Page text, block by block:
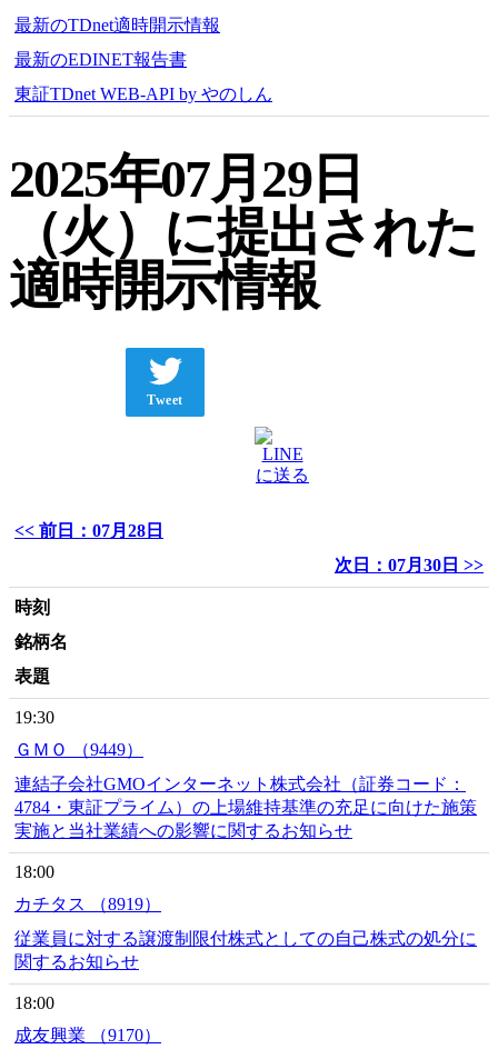
最新のTDnet適時開示情報
最新のEDINET報告書
東証TDnet WEB-API by やのしん
2025年07月29日
（火）に提出された
適時開示情報
Tweet
<< 前日：07月28日
次日：07月30日 >>
時刻
銘柄名
表題
19:30
ＧＭＯ （9449）
連結子会社GMOインターネット株式会社（証券コード：
4784・東証プライム）の上場維持基準の充足に向けた施策
実施と当社業績への影響に関するお知らせ
18:00
カチタス （8919）
従業員に対する譲渡制限付株式としての自己株式の処分に
関するお知らせ
18:00
成友興業 （9170）